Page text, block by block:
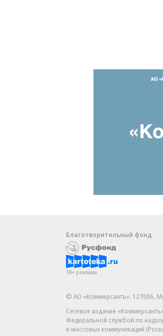
Благотворительный фонд
18+ реклама
© АО «Коммерсантъ». 127006,
Сетевое издание
Федеральной службой по
и массовых коммуникаций